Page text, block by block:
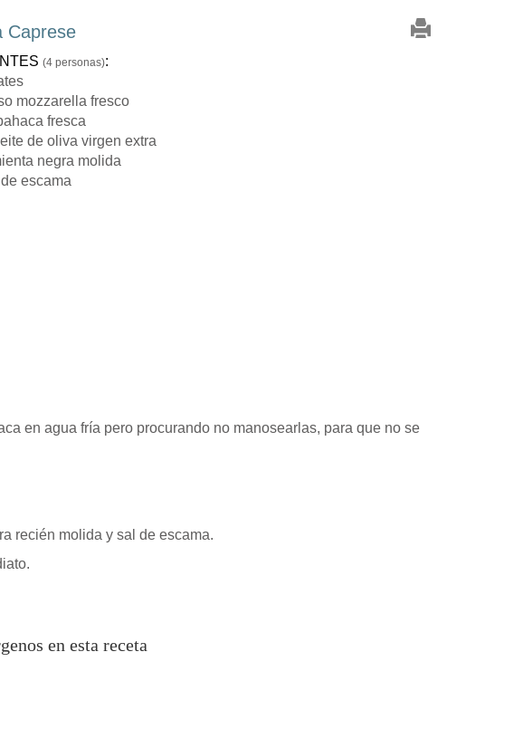
Caprese
(4 personas):
mozzarella fresco
fresca
de oliva virgen extra
negra molida
escama
en agua fría pero procurando no manosearlas, para que no se
recién molida y sal de escama.
en esta receta